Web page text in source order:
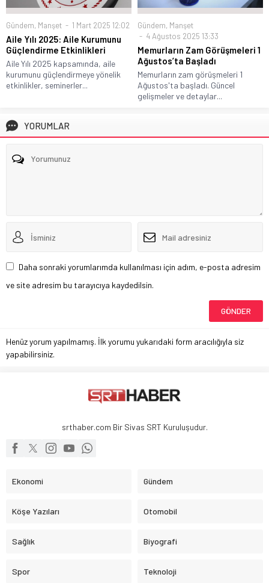
Gündem, Manşet 1 Mart 2025 12:02
Aile Yılı 2025: Aile Kurumunu
Güçlendirme Etkinlikleri
Aile Yılı 2025 kapsamında, aile
kurumunu güçlendirmeye yönelik
etkinlikler, seminerler...
Gündem, Manşet
4 Ağustos 2025 13:33
Memurların Zam Görüşmeleri 1
Ağustos’ta Başladı
Memurların zam görüşmeleri 1
Ağustos'ta başladı. Güncel
gelişmeler ve detaylar...
YORUMLAR
Daha sonraki yorumlarımda kullanılması için adım, e-posta adresim
ve site adresim bu tarayıcıya kaydedilsin.
Henüz yorum yapılmamış. İlk yorumu yukarıdaki form aracılığıyla siz
yapabilirsiniz.
srthaber.com Bir Sivas SRT Kuruluşudur.
Ekonomi Gündem
Köşe Yazıları Otomobil
Sağlık Biyografi
Spor Teknoloji